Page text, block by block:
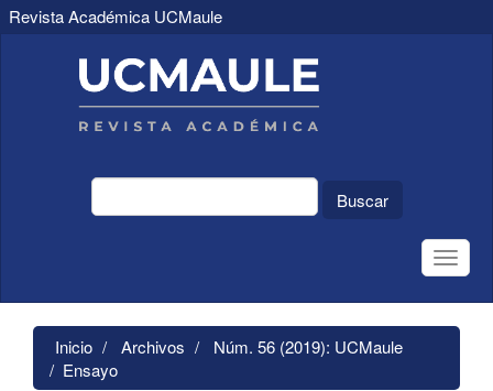
Revista Académica UCMaule
principal
Contenido
principal
Barra
Buscar
Toggle
Inicio Archivos
Núm. 56 (2019): UCMaule
Ensayo